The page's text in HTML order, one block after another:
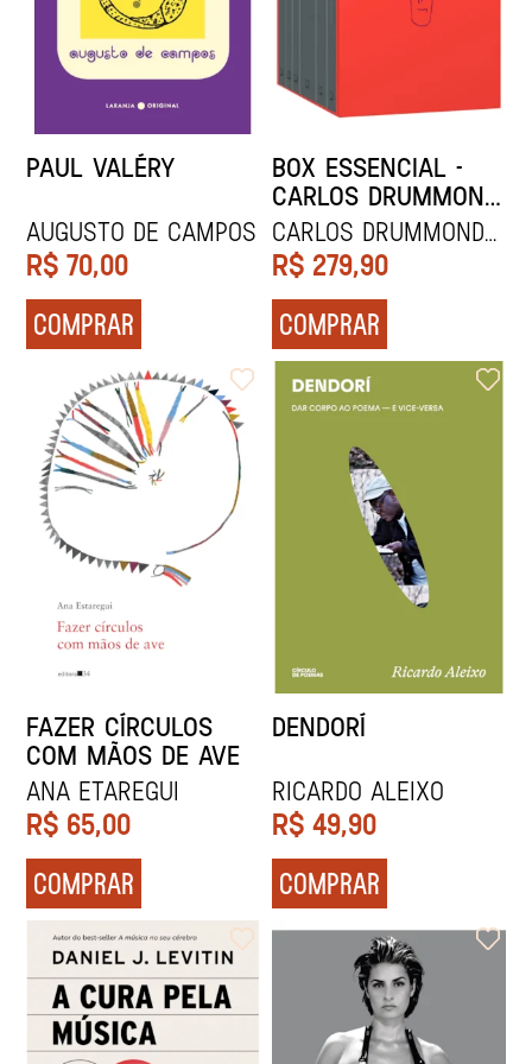
PAUL VALÉRY
Augusto de Campos
R$ 70,00
COMPRAR
BOX ESSENCIAL -
CARLOS DRUMMOND
DE ANDRADE
CARLOS DRUMMOND
DE ANDRADE
R$ 279,90
COMPRAR
FAZER CÍRCULOS
COM MÃOS DE AVE
Ana Etaregui
R$ 65,00
COMPRAR
DENDORÍ
Ricardo Aleixo
R$ 49,90
COMPRAR